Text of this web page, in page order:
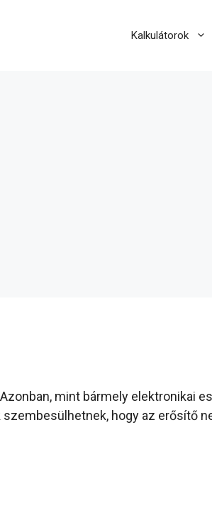
Kalkulátorok
mint bármely elektronikai
hogy az erősítő